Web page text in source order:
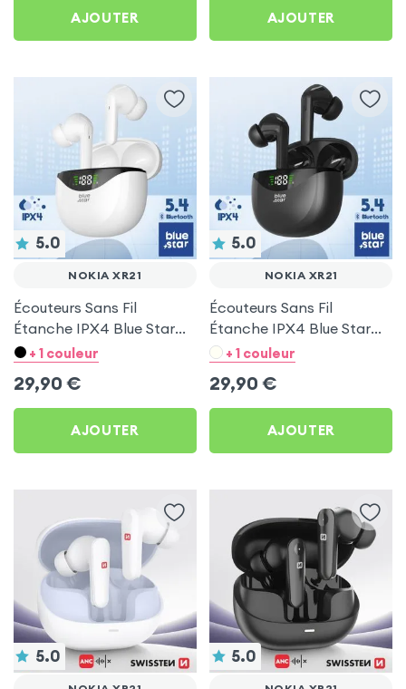
AJOUTER AJOUTER
5.0
NOKIA XR21
Écouteurs Sans Fil
Étanche IPX4 Blue Star
Blanc pour Nokia XR21
+ 1 couleur
29,90 €
AJOUTER
5.0
NOKIA XR21
Écouteurs Sans Fil
Étanche IPX4 Blue Star
Noir pour Nokia XR21
+ 1 couleur
29,90 €
AJOUTER
5.0 5.0